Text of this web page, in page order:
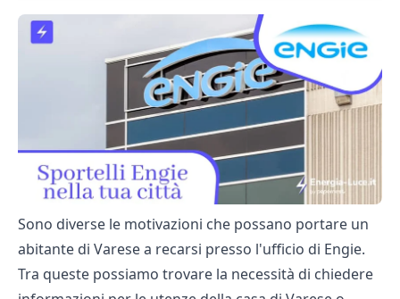
Sono diverse le motivazioni che possano portare un
abitante di Varese a recarsi presso l'ufficio di Engie.
Tra queste possiamo trovare la necessità di chiedere